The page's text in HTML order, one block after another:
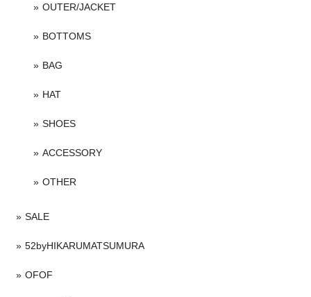
OUTER/JACKET
BOTTOMS
BAG
HAT
SHOES
ACCESSORY
OTHER
SALE
52byHIKARUMATSUMURA
OFOF